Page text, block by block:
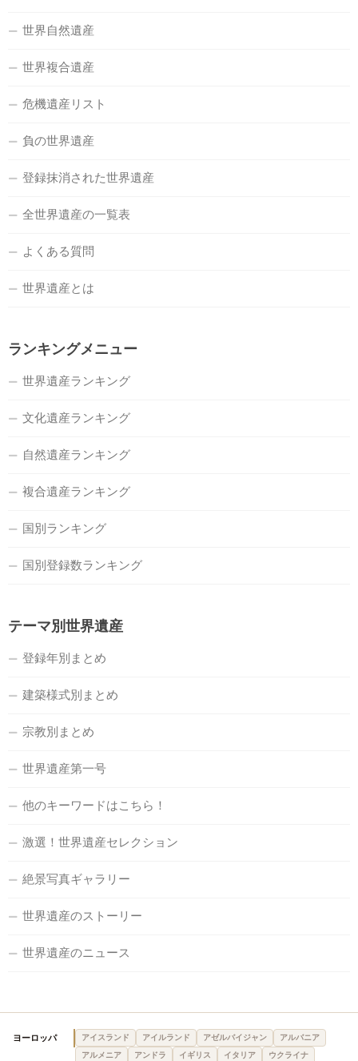
世界自然遺産
世界複合遺産
危機遺産リスト
負の世界遺産
登録抹消された世界遺産
全世界遺産の一覧表
よくある質問
世界遺産とは
ランキングメニュー
世界遺産ランキング
文化遺産ランキング
自然遺産ランキング
複合遺産ランキング
国別ランキング
国別登録数ランキング
テーマ別世界遺産
登録年別まとめ
建築様式別まとめ
宗教別まとめ
世界遺産第一号
他のキーワードはこちら！
激選！世界遺産セレクション
絶景写真ギャラリー
世界遺産のストーリー
世界遺産のニュース
ヨーロッパ アイスランド アイルランド アゼルバイジャン
アルバニア
アルメニア
アンドラ イギリス イタリア
ウクライナ